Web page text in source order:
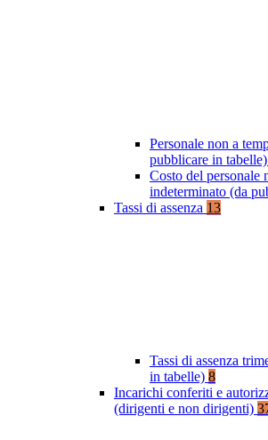
Personale non a
pubblicare in tabelle)
Costo del personale
indeterminato (da
Tassi di assenza 13
Tassi di assenza
in tabelle) 8
Incarichi conferiti e
(dirigenti e non dirigenti)